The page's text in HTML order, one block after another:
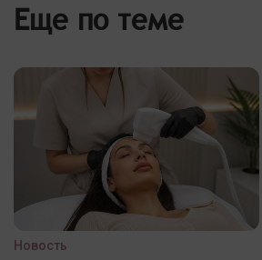
Еще по теме
Новость